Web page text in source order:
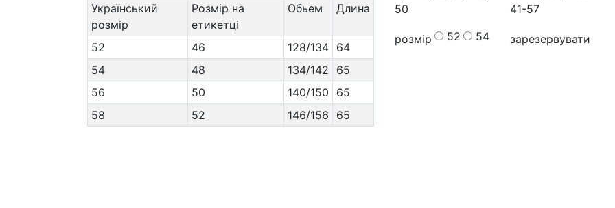
Український
розмір
Розмір на
етикетці
Обьем Длина
52 46 128/134
64
54
48 134/142
65
56
50 140/150
65
58
52 146/156 65
50
41-57
розмір 52 54 зарезервувати